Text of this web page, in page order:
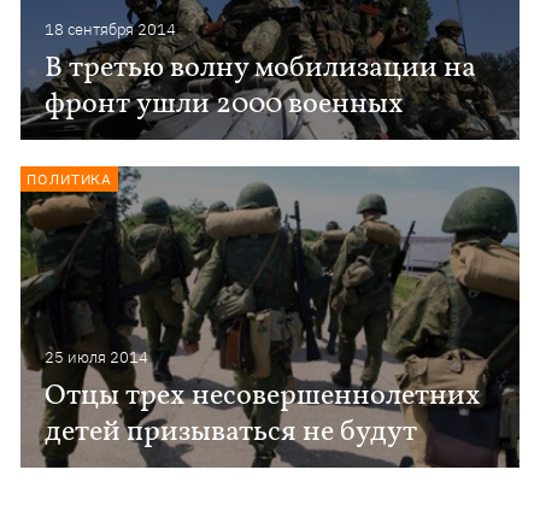
18 сентября 2014
В третью волну мобилизации на
фронт ушли 2000 военных
25 июля 2014
Отцы трех несовершеннолетних
детей призываться не будут
ПОЛИТИКА